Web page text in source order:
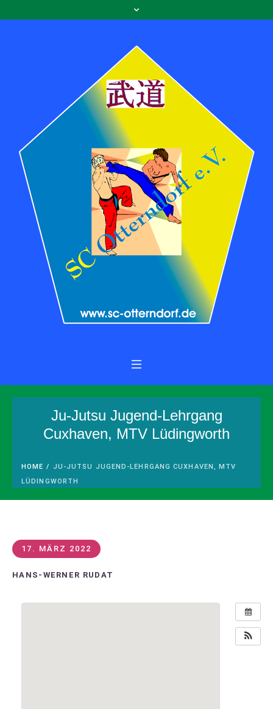
Ju-Jutsu Jugend-Lehrgang
Cuxhaven, MTV Lüdingworth
HOME /
JU-JUTSU JUGEND-LEHRGANG CUXHAVEN, MTV
LÜDINGWORTH
17. MÄRZ 2022
HANS-WERNER RUDAT